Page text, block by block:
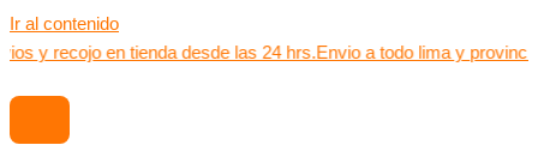
Ir al contenido
y recojo en tienda desde las 24 hrs.Envio a todo lima y